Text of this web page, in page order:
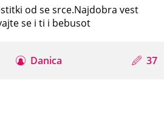
od se srce.Najdobra vest
se i ti i bebusot
Danica 37